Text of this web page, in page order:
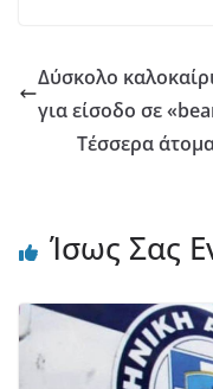
Δύσκολο
για είσοδο σε
Τέσσερα
Ίσως Σας